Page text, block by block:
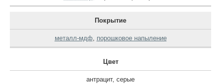
Покрытие
металл-мдф, порошковое напыление
Цвет
антрацит, серые